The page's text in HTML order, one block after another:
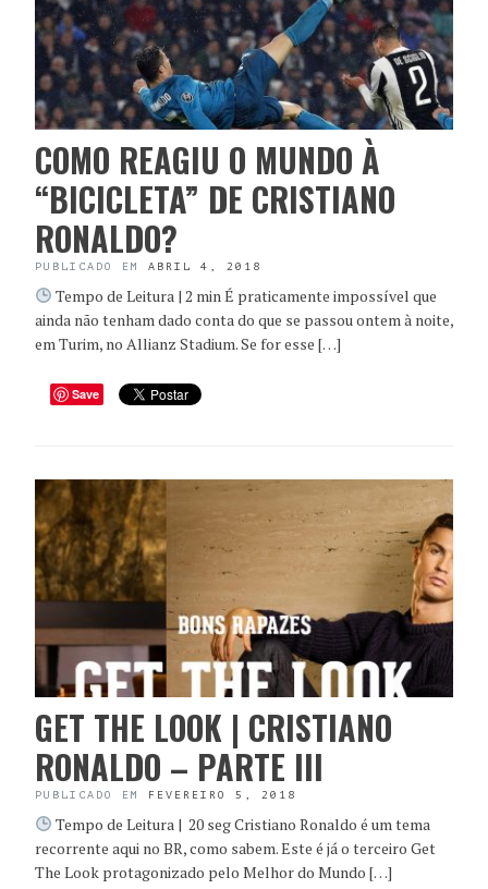
COMO REAGIU O MUNDO À
“BICICLETA” DE CRISTIANO
RONALDO?
PUBLICADO EM ABRIL 4, 2018
Tempo de Leitura | 2 min É praticamente impossível que
ainda não tenham dado conta do que se passou ontem à noite,
em Turim, no Allianz Stadium. Se for esse […]
Save
GET THE LOOK | CRISTIANO
RONALDO – PARTE III
PUBLICADO EM FEVEREIRO 5, 2018
Tempo de Leitura | 20 seg Cristiano Ronaldo é um tema
recorrente aqui no BR, como sabem. Este é já o terceiro Get
The Look protagonizado pelo Melhor do Mundo […]